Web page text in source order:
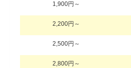
1,900円～
2,200円～
2,500円～
2,800円～